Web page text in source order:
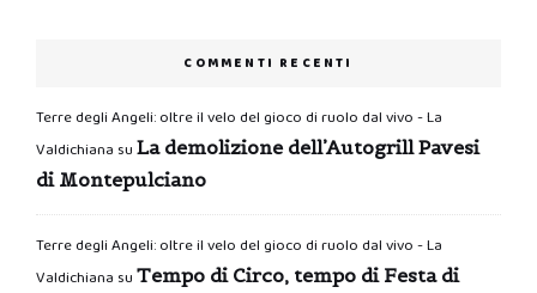
COMMENTI RECENTI
Terre degli Angeli: oltre il velo del gioco di ruolo dal vivo - La
Valdichiana su La demolizione dell’Autogrill Pavesi
di Montepulciano
Terre degli Angeli: oltre il velo del gioco di ruolo dal vivo - La
Valdichiana su Tempo di Circo, tempo di Festa di